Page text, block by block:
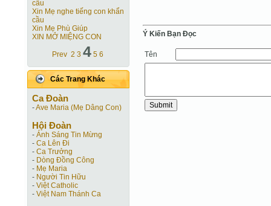
cầu
Xin Mẹ nghe tiếng con khẩn
cầu
Xin Mẹ Phù Giúp
XIN MỞ MIỆNG CON
Prev 2 3 4 5 6
Các Trang Khác
Ca Ðoàn
-Ave Maria (Mẹ Dâng Con)
Hội Ðoàn
- Ánh Sáng Tin Mừng
- Ca Lên Đi
- Ca Trưởng
- Dòng Đồng Công
- Mẹ Maria
- Người Tin Hữu
- Việt Catholic
- Việt Nam Thánh Ca
Ý Kiến Bạn Ðọc
Tên